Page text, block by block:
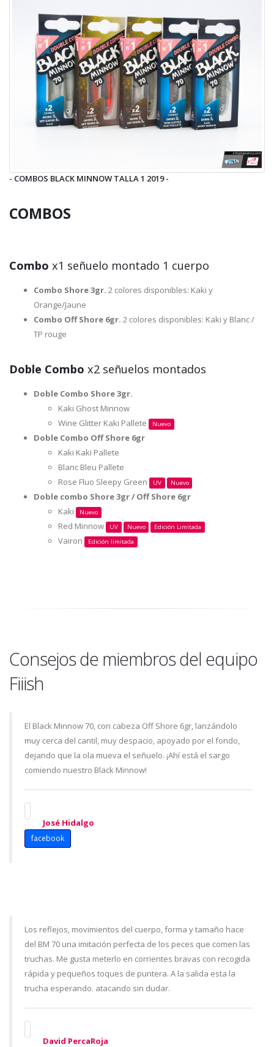
- COMBOS BLACK MINNOW TALLA 1 2019 -
COMBOS
Combo x1 señuelo montado 1 cuerpo
Combo Shore 3gr. 2 colores disponibles: Kaki y
Orange/Jaune
Combo Off Shore 6gr. 2 colores disponibles: Kaki y Blanc /
TP rouge
Doble Combo x2 señuelos montados
Doble Combo Shore 3gr.
Kaki Ghost Minnow
Wine Glitter Kaki Pallete
Nuevo
Doble Combo Off Shore 6gr
Kaki Kaki Pallete
Blanc Bleu Pallete
Rose Fluo Sleepy Green
UV Nuevo
Doble combo Shore 3gr / Off Shore 6gr
Kaki
Nuevo
Red Minnow UV Nuevo Edición Limitada
Vairon Edición limitada
Consejos de miembros del equipo
Fiiish
El Black Minnow 70, con cabeza Off Shore 6gr, lanzándolo
muy cerca del cantil, muy despacio, apoyado por el fondo,
dejando que la ola mueva el señuelo. ¡Ahí está el sargo
comiendo nuestro Black Minnow!
José Hidalgo
facebook
Los reflejos, movimientos del cuerpo, forma y tamaño hace
del BM 70 una imitación perfecta de los peces que comen las
truchas. Me gusta meterlo en corrientes bravas con recogida
rápida y pequeños toques de puntera. A la salida esta la
trucha esperando. atacando sin dudar.
David PercaRoja